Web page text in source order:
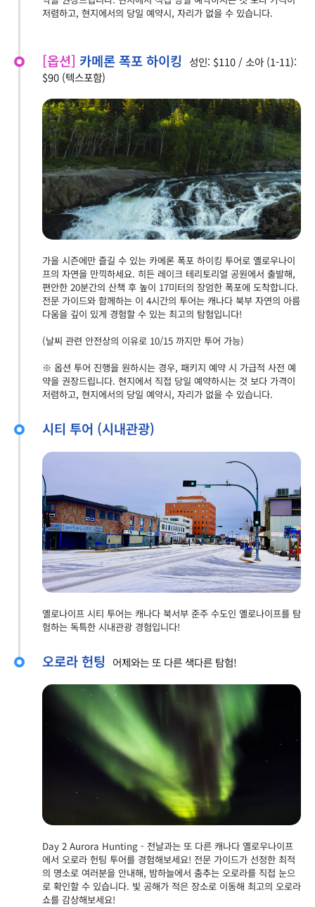
저렴하고, 현지에서의 당일 예약시, 자리가 없을 수 있습니다.
[옵션] 카메론 폭포 하이킹
성인: $110 / 소아 (1-11):
$90 (텍스포함)
가을 시즌에만 즐길 수 있는 카메론 폭포 하이킹 투어로 옐로우나이
프의 자연을 만끽하세요. 히든 레이크 테리토리얼 공원에서 출발해,
편안한 20분간의 산책 후 높이 17미터의 장엄한 폭포에 도착합니다.
전문 가이드와 함께하는 이 4시간의 투어는 캐나다 북부 자연의 아름
다움을 깊이 있게 경험할 수 있는 최고의 탐험입니다!
(날씨 관련 안전상의 이유로 10/15 까지만 투어 가능)
※ 옵션 투어 진행을 원하시는 경우, 패키지 예약 시 가급적 사전 예
약을 권장드립니다. 현지에서 직접 당일 예약하시는 것 보다 가격이
저렴하고, 현지에서의 당일 예약시, 자리가 없을 수 있습니다.
시티 투어 (시내관광)
옐로나이프 시티 투어는 캐나다 북서부 준주 수도인 옐로나이프를 탐
험하는 독특한 시내관광 경험입니다!
오로라 헌팅 어제와는 또 다른 색다른 탐험!
Day 2 Aurora Hunting - 전날과는 또 다른 캐나다 옐로우나이프
에서 오로라 헌팅 투어를 경험해보세요! 전문 가이드가 선정한 최적
의 명소로 여러분을 안내해, 밤하늘에서 춤추는 오로라를 직접 눈으
로 확인할 수 있습니다. 빛 공해가 적은 장소로 이동해 최고의 오로라
쇼를 감상해보세요!